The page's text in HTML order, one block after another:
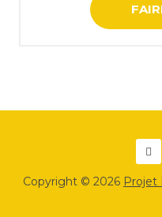
Copyright © 2026 Projet